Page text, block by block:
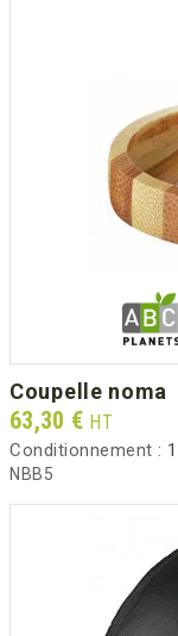
coupelle noma
Prix
63,30 € HT
Conditionnement :
NBB5